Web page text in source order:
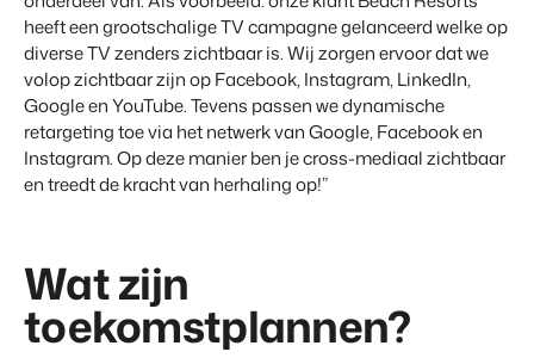
heeft een grootschalige TV campagne gelanceerd welke op
diverse TV zenders zichtbaar is. Wij zorgen ervoor dat we
volop zichtbaar zijn op Facebook, Instagram, LinkedIn,
Google en YouTube. Tevens passen we dynamische
retargeting toe via het netwerk van Google, Facebook en
Instagram. Op deze manier ben je cross-mediaal zichtbaar
en treedt de kracht van herhaling op!”
Wat zijn
toekomstplannen?